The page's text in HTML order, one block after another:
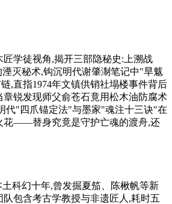
学徒视角,揭开三部隐秘史:上溯战
灭秘术,钩沉明代谢肇淛笔记中"旱魃
,直指1974年文镇供销社塌楼事件背后
章锐发现师父俞苍石竟用松木油防腐术
代"四爪锚定法"与墨家"魂注十三诀"在
花——替身究竟是守护亡魂的渡舟,还
科幻十年,曾发掘夏笳、陈楸帆等新
包含考古学教授与非遗匠人,耗时五